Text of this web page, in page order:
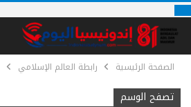
الصفحة الرئيسية رابطة العالم الإسلامي
تصفح الوسم